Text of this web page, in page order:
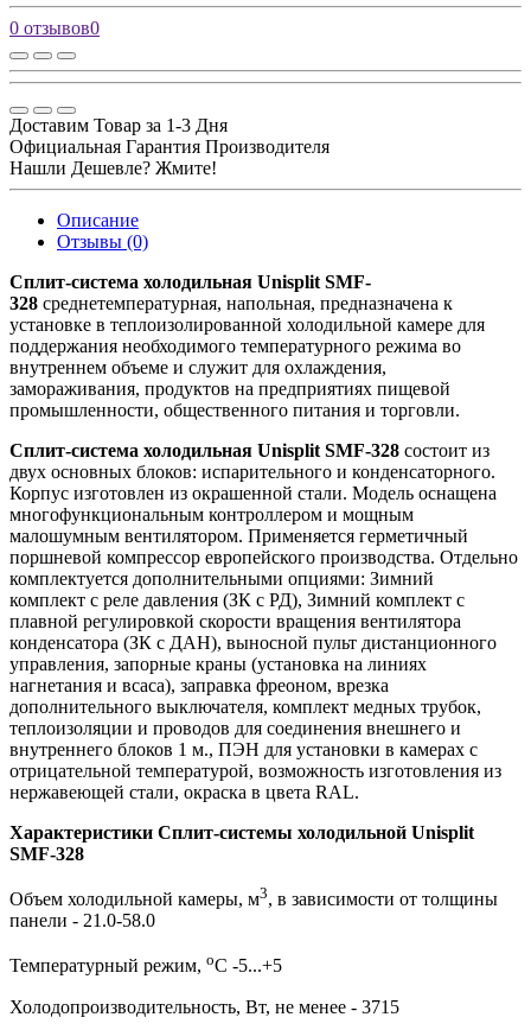
0 отзывов0
Доставим Товар за 1-3 Дня
Официальная Гарантия Производителя
Нашли Дешевле? Жмите!
Описание
Отзывы (0)
Сплит-система холодильная Unisplit SMF-
328 среднетемпературная, напольная, предназначена к
установке в теплоизолированной холодильной камере для
поддержания необходимого температурного режима во
внутреннем объеме и служит для охлаждения,
замораживания, продуктов на предприятиях пищевой
промышленности, общественного питания и торговли.
Сплит-система холодильная Unisplit SMF-328 состоит из
двух основных блоков: испарительного и конденсаторного.
Корпус изготовлен из окрашенной стали. Модель оснащена
многофункциональным контроллером и мощным
малошумным вентилятором. Применяется герметичный
поршневой компрессор европейского производства. Отдельно
комплектуется дополнительными опциями: Зимний
комплект с реле давления (ЗК с РД), Зимний комплект с
плавной регулировкой скорости вращения вентилятора
конденсатора (ЗК с ДАН), выносной пульт дистанционного
управления, запорные краны (установка на линиях
нагнетания и всаса), заправка фреоном, врезка
дополнительного выключателя, комплект медных трубок,
теплоизоляции и проводов для соединения внешнего и
внутреннего блоков 1 м., ПЭН для установки в камерах с
отрицательной температурой, возможность изготовления из
нержавеющей стали, окраска в цвета RAL.
Характеристики Сплит-системы холодильной Unisplit
SMF-328
Объем холодильной камеры, м3, в зависимости от толщины
панели - 21.0-58.0
Температурный режим, оС -5...+5
Холодопроизводительность, Вт, не менее - 3715